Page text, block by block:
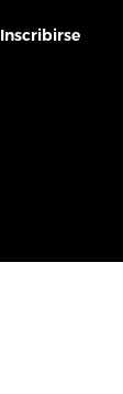
Inscribirse